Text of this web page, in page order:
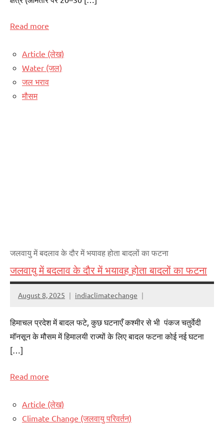
Read more
Article (लेख)
Water (जल)
जल भराव
मौसम
जलवायु में बदलाव के दौर में भयावह होता बादलों का फटना
जलवायु में बदलाव के दौर में भयावह होता बादलों का फटना
August 8, 2025 indiaclimatechange
हिमाचल प्रदेश में बादल फटे, कुछ घटनाएँ कश्मीर से भी पंकज चतुर्वेदी
मॉनसून के मौसम में हिमालयी राज्यों के लिए बादल फटना कोई नई घटना
[…]
Read more
Article (लेख)
Climate Change (जलवायु परिवर्तन)